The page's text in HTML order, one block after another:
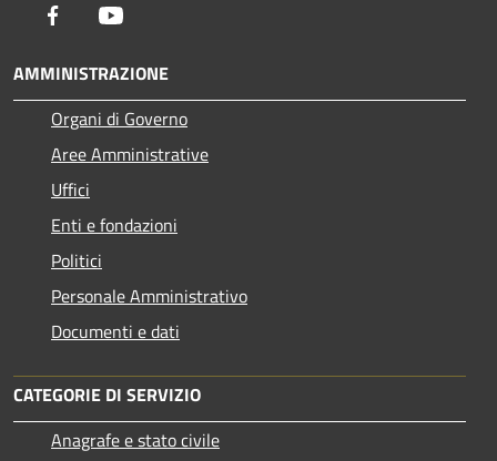
Facebook
AMMINISTRAZIONE
Organi di Governo
Aree Amministrative
Uffici
Enti e fondazioni
Politici
Personale Amministrativo
Documenti e dati
CATEGORIE DI SERVIZIO
Anagrafe e stato civile